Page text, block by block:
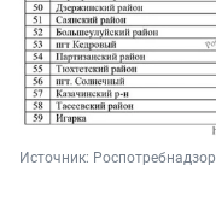
Источник: Роспотребнадзор